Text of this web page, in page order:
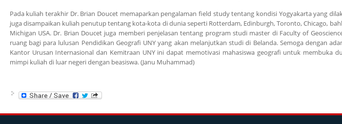
Pada kuliah terakhir Dr. Brian Doucet memaparkan pengalaman field study tentang kondisi Yogyakarta yang
juga disampaikan kuliah penutup tentang kota-kota di dunia seperti Rotterdam, Edinburgh, Toronto, Chicago,
Michigan USA. Dr. Brian Doucet juga memberi penjelasan tentang program studi master di Faculty of
ruang bagi para lulusan Pendidikan Geografi UNY yang akan melanjutkan studi di Belanda. Semoga dengan
Kantor Urusan Internasional dan Kemitraan UNY ini dapat memotivasi mahasiswa geografi untuk membuka
mimpi kuliah di luar negeri dengan beasiswa. (Janu Muhammad)